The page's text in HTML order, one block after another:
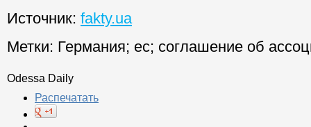
Источник: fakty.ua
Метки: Германия; ес; соглашение об
Odessa Daily
Распечатать